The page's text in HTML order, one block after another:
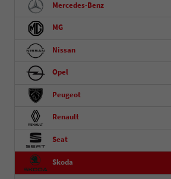
Mercedes-Benz
MG
Nissan
Opel
Peugeot
Renault
Seat
Skoda